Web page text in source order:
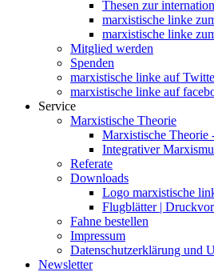
Thesen zur
marxistische linke
marxistische linke
Mitglied werden
Spenden
marxistische linke auf
marxistische linke auf
Service
Marxistische Theorie
Marxistische Theorie
Integrativer
Referate
Downloads
Logo marxistische
Flugblätter |
Fahne bestellen
Impressum
Datenschutzerklärung und
Newsletter